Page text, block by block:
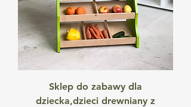
Sklep do zabawy dla
dziecka,dzieci drewniany z